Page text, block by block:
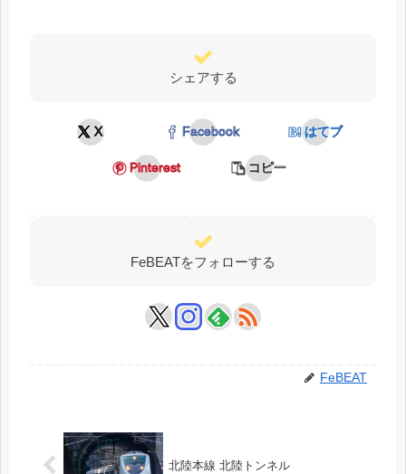
シェアする
X Facebook はてブ
Pinterest コピー
FeBEATをフォローする
FeBEAT
北陸本線 北陸トンネル